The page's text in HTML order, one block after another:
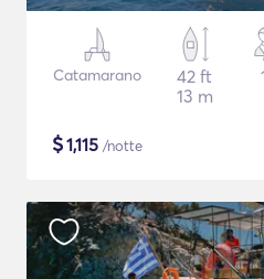
Catamarano
42 ft
13 m
$1,115 /notte